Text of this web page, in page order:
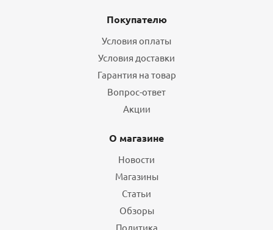
Покупателю
Условия оплаты
Условия доставки
Гарантия на товар
Вопрос-ответ
Акции
О магазине
Новости
Магазины
Статьи
Обзоры
Политика